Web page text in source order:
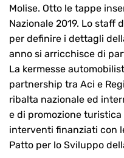
Molise. Otto le tappe
Nazionale 2019. Lo staff
per definire i dettagli
anno si arricchisce di
La kermesse
partnership tra Aci e
ribalta nazionale ed
e di promozione
interventi finanziati con
Patto per lo Sviluppo